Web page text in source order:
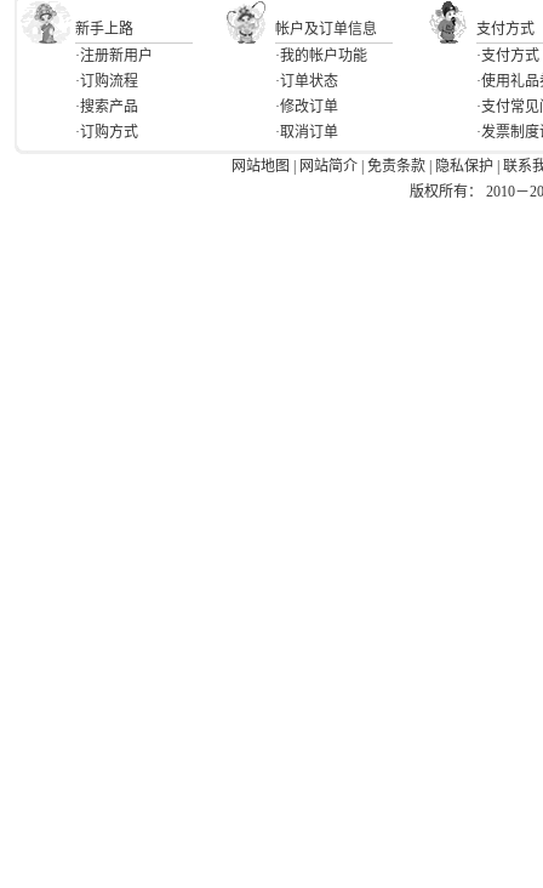
新手上路 帐户及订单信息
支付方式
·注册新用户
·订购流程
·搜索产品
·订购方式
·我的帐户功能
·订单状态
·修改订单
·取消订单
·支付方式
·使用礼品
·支付常
·发票制
网站地图
网站简介 免责条款 隐私保护
联系
版权所有： 2010－